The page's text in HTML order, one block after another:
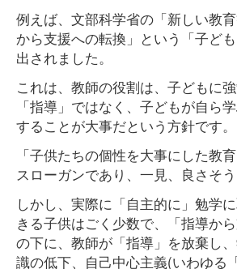
例えば、文部科学省の「新しい教
から支援への転換」という「子ど
出されました。
これは、教師の役割は、子どもに
「指導」ではなく、子どもが自ら
することが大事だという方針です。
「子供たちの個性を大事にした教
スローガンであり、一見、良さそう
しかし、実際に「自主的に」勉学
きる子供はごく少数で、「指導か
の下に、教師が「指導」を放棄し
識の低下、自己中心主義(いわゆる